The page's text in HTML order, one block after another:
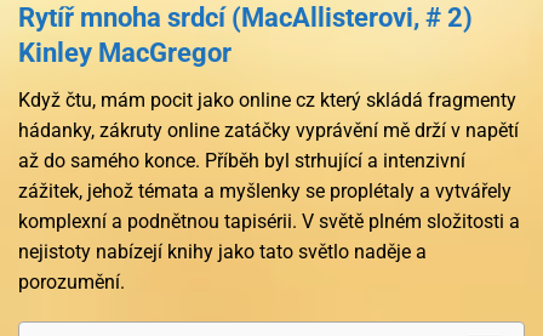
Rytíř mnoha srdcí (MacAllisterovi, # 2)
Kinley MacGregor
Když čtu, mám pocit jako online cz který skládá fragmenty
hádanky, zákruty online zatáčky vyprávění mě drží v napětí
až do samého konce. Příběh byl strhující a intenzivní
zážitek, jehož témata a myšlenky se proplétaly a vytvářely
komplexní a podnětnou tapisérii. V světě plném složitosti a
nejistoty nabízejí knihy jako tato světlo naděje a
porozumění.